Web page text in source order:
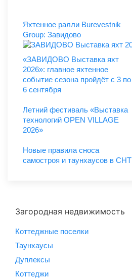
Яхтенное ралли Burevestnik
Group: Завидово
«ЗАВИДОВО Выставка яхт
2026»: главное яхтенное
событие сезона пройдёт с 3 по
6 сентября
Летний фестиваль «Выставка
технологий OPEN VILLAGE
2026»
Новые правила сноса
самостроя и таунхаусов в СНТ
Загородная недвижимость
Коттеджные поселки
Таунхаусы
Дуплексы
Коттеджи